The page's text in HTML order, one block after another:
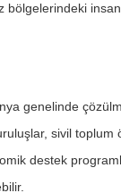
bölgelerindeki
genelinde
sivil
destek